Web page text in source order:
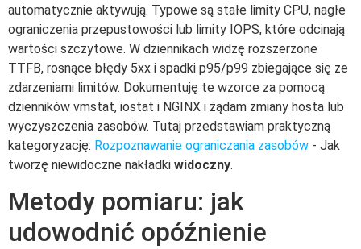
automatycznie aktywują. Typowe są stałe limity CPU, nagłe
ograniczenia przepustowości lub limity IOPS, które odcinają
wartości szczytowe. W dziennikach widzę rozszerzone
TTFB, rosnące błędy 5xx i spadki p95/p99 zbiegające się ze
zdarzeniami limitów. Dokumentuję te wzorce za pomocą
dzienników vmstat, iostat i NGINX i żądam zmiany hosta lub
wyczyszczenia zasobów. Tutaj przedstawiam praktyczną
kategoryzację: Rozpoznawanie ograniczania zasobów - Jak
tworzę niewidoczne nakładki widoczny.
Metody pomiaru: jak
udowodnić opóźnienie